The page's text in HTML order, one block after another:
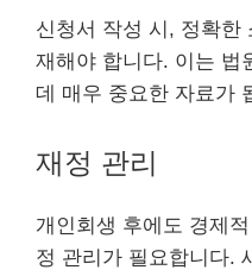
신청서 작성 시, 정확한
재해야 합니다. 이는 법
데 매우 중요한 자료가
재정 관리
개인회생 후에도 경제
정 관리가 필요합니다.